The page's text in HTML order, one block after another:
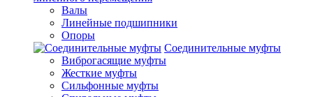
Валы
Линейные подшипники
Опоры
Соединительные муфты
Виброгасящие муфты
Жесткие муфты
Сильфонные муфты